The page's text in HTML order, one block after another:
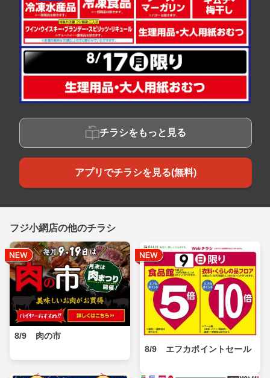
チラシをもっと見る
アプリでチラシを見る(無料)
フジ小網店の他のチラシ
8/9 肉の市
8/9 エフカポイントセール